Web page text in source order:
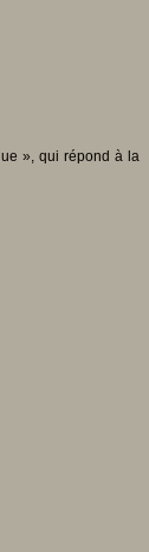
», qui répond à la